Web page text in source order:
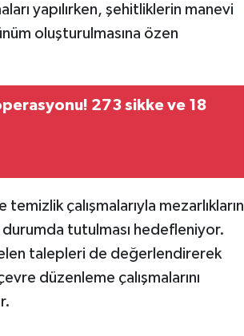
yapılırken, şehitliklerin manevi
oluşturulmasına özen
273 sikke ve 18
çalışmalarıyla mezarlıkların
tutulması hedefleniyor.
talepleri de değerlendirerek
düzenleme çalışmalarını